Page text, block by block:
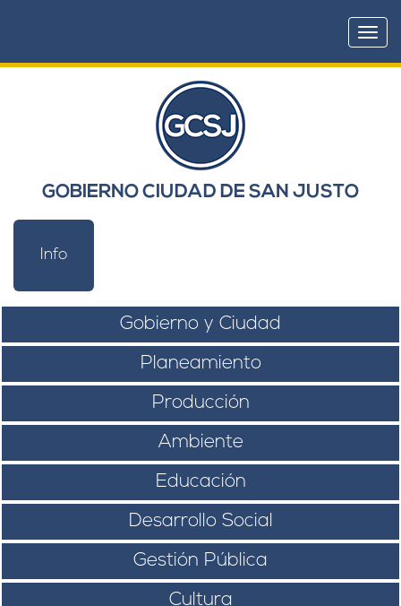
GOBIERNO CIUDAD DE SAN JUSTO
Info
Gobierno y Ciudad
Planeamiento
Producción
Ambiente
Educación
Desarrollo Social
Gestión Pública
Cultura